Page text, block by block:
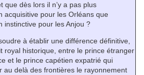
que dès lors il n’y a pas plus
acquisitive pour les Orléans que
instinctive pour les Anjou ?
à établir une différence définitive,
royal historique, entre le prince étranger
et le prince capétien expatrié qui
au delà des frontières le rayonnement